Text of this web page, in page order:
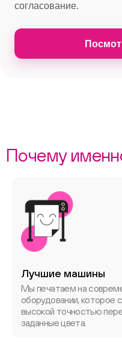
согласование.
Почему
Лучшие машины
Мы печатаем на
оборудовании, которое с
высокой точностью
заданные цвета.